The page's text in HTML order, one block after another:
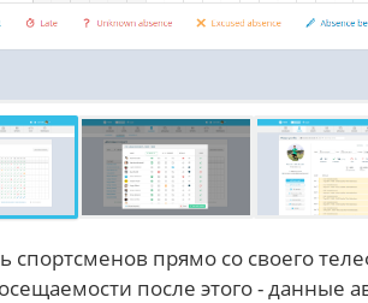
спортсменов прямо со своего
после этого -